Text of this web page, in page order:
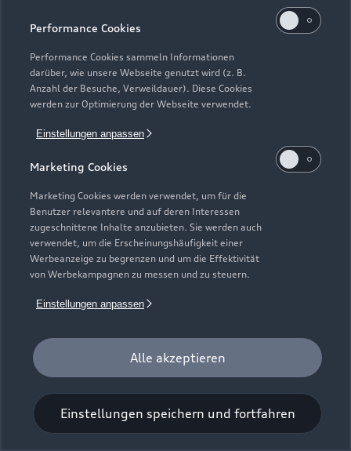
Performance Cookies
Performance Cookies sammeln Informationen
darüber, wie unsere Webseite genutzt wird (z. B.
Anzahl der Besuche, Verweildauer). Diese Cookies
werden zur Optimierung der Webseite verwendet.
Einstellungen anpassen
Marketing Cookies
Marketing Cookies werden verwendet, um für die
Benutzer relevantere und auf deren Interessen
zugeschnittene Inhalte anzubieten. Sie werden auch
verwendet, um die Erscheinungshäufigkeit einer
Werbeanzeige zu begrenzen und um die Effektivität
von Werbekampagnen zu messen und zu steuern.
Einstellungen anpassen
Alle akzeptieren
Einstellungen speichern und fortfahren
Universal-Reinigungstuch
Für einen glänzenden Eindruck.
Zur Audi Shopping World